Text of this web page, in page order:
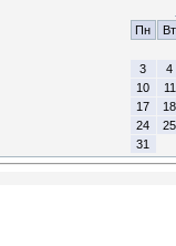
Пн
Вт
3
4
10
11
17
18
24
25
31